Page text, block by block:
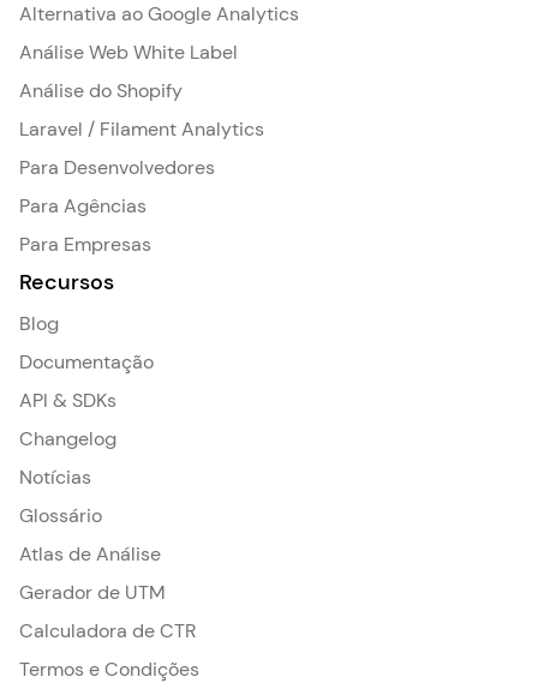
Alternativa ao Google Analytics
Análise Web White Label
Análise do Shopify
Laravel / Filament Analytics
Para Desenvolvedores
Para Agências
Para Empresas
Recursos
Blog
Documentação
API & SDKs
Changelog
Notícias
Glossário
Atlas de Análise
Gerador de UTM
Calculadora de CTR
Termos e Condições